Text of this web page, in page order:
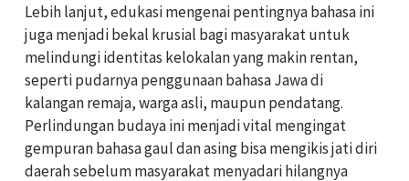
Lebih lanjut, edukasi mengenai pentingnya bahasa ini
juga menjadi bekal krusial bagi masyarakat untuk
melindungi identitas kelokalan yang makin rentan,
seperti pudarnya penggunaan bahasa Jawa di
kalangan remaja, warga asli, maupun pendatang.
Perlindungan budaya ini menjadi vital mengingat
gempuran bahasa gaul dan asing bisa mengikis jati diri
daerah sebelum masyarakat menyadari hilangnya